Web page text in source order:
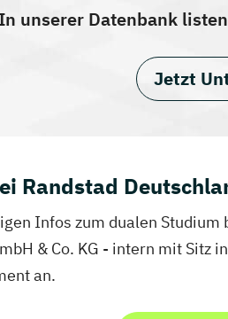
In unserer Datenbank
Jetzt
Randstad
Infos zum dualen Studium
& Co. KG - intern mit Sitz
an.